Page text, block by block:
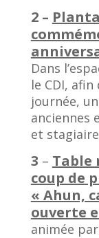
2 –
Dans
le CDI,
journée,
anciennes
et
3 – Table
coup de
« Ahun,
ouverte
animée